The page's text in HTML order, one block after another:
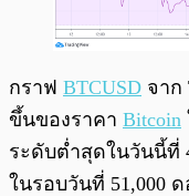
กราฟ BTCUSD จาก
ขึ้นของราคา Bitcoin
ระดับต่ำสุดในวันนี้ที่
ในรอบวันที่ 51,000